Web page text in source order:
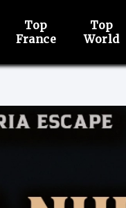
Top
France
Top
World